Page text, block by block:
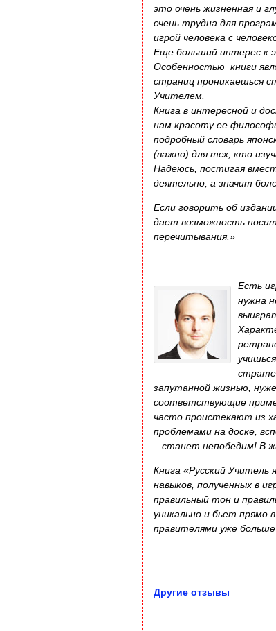
это очень жизненная и
очень трудна для
игрой человека с
Еще больший интерес к
Особенностью книги
страниц проникаешься
Учителем.
Книга в интересной и
нам красоту ее
подробный словарь
(важно) для тех, кто
Надеюсь, постигая
деятельно, а значит
Если говорить об
дает возможность
перечитывания.»
Есть
нужна
запутанной жизнью,
соответствующие
часто проистекают из
проблемами на доске,
– станет непобедим! В
Книга «Русский Учитель
навыков, полученных в
правильный тон и
уникально и бьет прямо
правителями уже
Другие отзывы